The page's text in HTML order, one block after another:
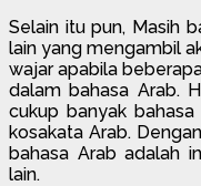
Selain itu pun, Masih
lain yang mengambil
wajar apabila
dalam bahasa Arab.
cukup banyak
kosakata Arab.
bahasa Arab adalah
lain.